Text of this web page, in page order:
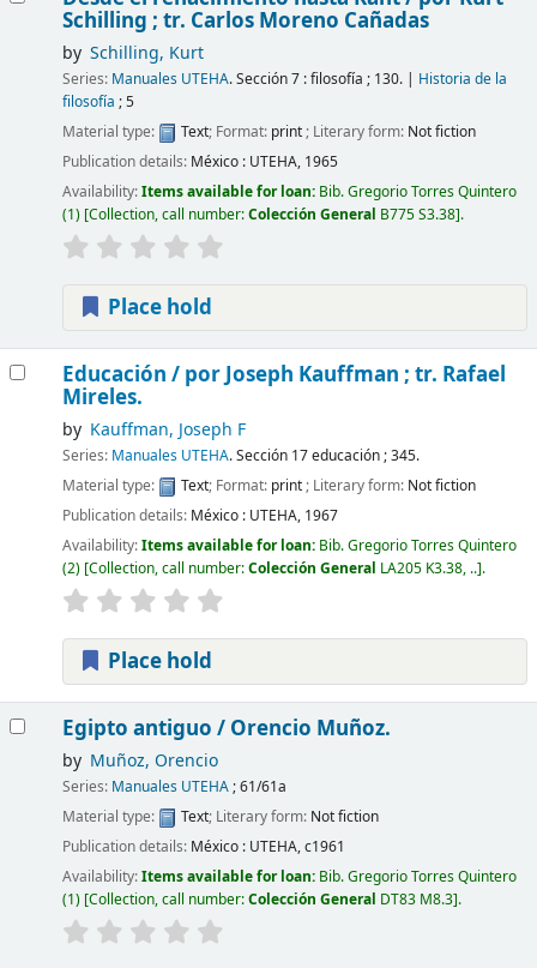
Schilling ; tr. Carlos Moreno Cañadas
by Schilling, Kurt
Series: Manuales UTEHA. Sección 7 : filosofía ; 130.| Historia de la
filosofía ; 5
Material type:
Text; Format: print; Literary form: Not fiction
Publication details: México : UTEHA, 1965
Availability:Items available for loan: Bib. Gregorio Torres Quintero
(1) Collection, call number:Colección General B775 S3.38 .
Place hold
Educación / por Joseph Kauffman ; tr. Rafael
Mireles.
by Kauffman, Joseph F
Series: Manuales UTEHA. Sección 17 educación ; 345.
Material type:
Text; Format: print; Literary form: Not fiction
Publication details: México : UTEHA, 1967
Availability:Items available for loan: Bib. Gregorio Torres Quintero
(2) Collection, call number:Colección General LA205 K3.38, .. .
Place hold
Egipto antiguo / Orencio Muñoz.
by Muñoz, Orencio
Series: Manuales UTEHA; 61/61a
Material type:
Text; Literary form: Not fiction
Publication details: México : UTEHA,c1961
Availability:Items available for loan: Bib. Gregorio Torres Quintero
(1) Collection, call number:Colección General DT83 M8.3 .